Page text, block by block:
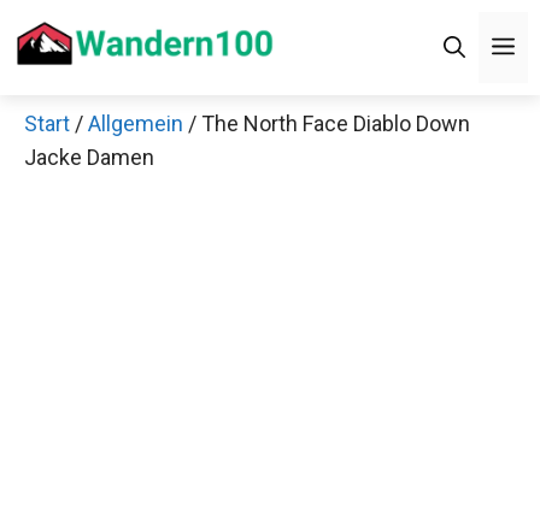
Inhalt
Start /Allgemein / The North Face Diablo Down
Jacke Damen